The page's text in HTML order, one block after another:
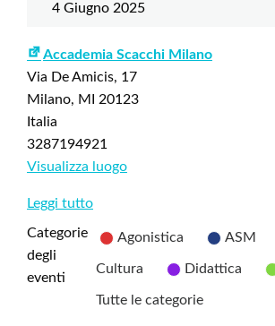
4 Giugno 2025
Accademia Scacchi Milano
Via De Amicis, 17
Milano, MI
20123
Italia
3287194921
Visualizza luogo
Leggi tutto
Categorie
degli
eventi
Agonistica ASM
Cultura Didattica
Tutte le categorie